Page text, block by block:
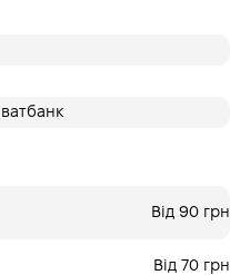
2 або 3 платежі. Без
Кількість платежів
в корзині.
370 ₴
договору. Ви просто
Від 90 грн
Від 70 грн